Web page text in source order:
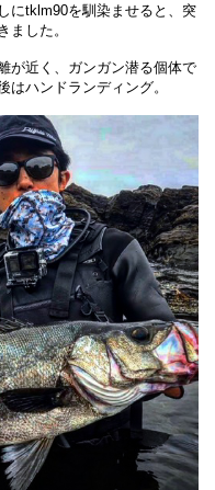
にtklm90を馴染ませると、突
ました。
が近く、ガンガン潜る個体で
はハンドランディング。